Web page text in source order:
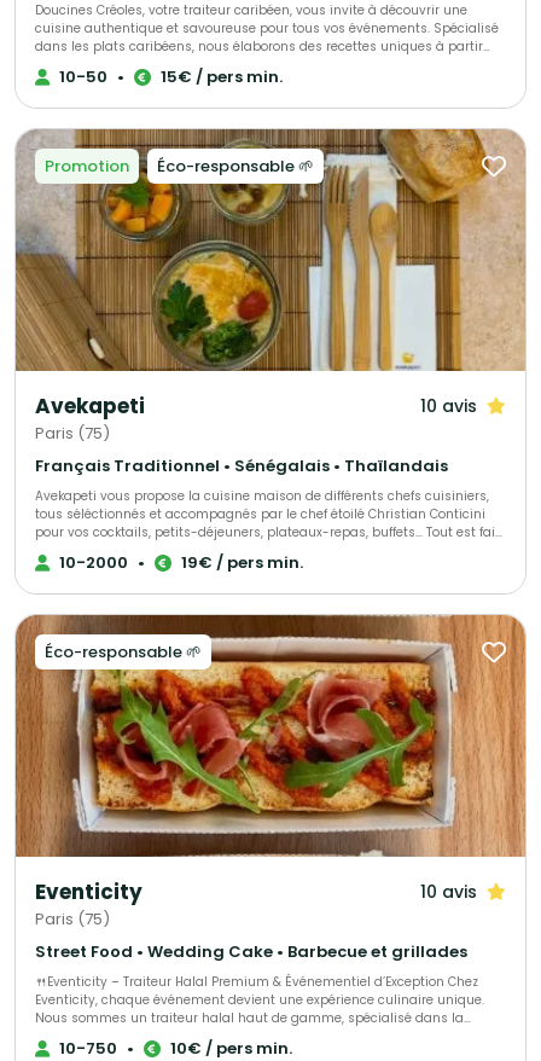
Doucines Créoles, votre traiteur caribéen, vous invite à découvrir une
cuisine authentique et savoureuse pour tous vos événements. Spécialisé
dans les plats caribéens, nous élaborons des recettes uniques à partir
d’ingrédients de qualité, alliant savoir-faire et tradition. Offrez à vos
convives une expérience culinaire inoubliable avec nos mets
10-50 • 15€ / pers min.
Promotion Éco-responsable 🌱
Avekapeti 10 avis
Paris (75)
Français Traditionnel • Sénégalais • Thaïlandais
Avekapeti vous propose la cuisine maison de différents chefs cuisiniers,
tous séléctionnés et accompagnés par le chef étoilé Christian Conticini
pour vos cocktails, petits-déjeuners, plateaux-repas, buffets... Tout est fait
maison, avec des produits frais, de saison livré en contenants
réutilisables 0 déchet ou recyclables en véhicules éléctriques. Du buffet
et votre budget !
10-2000 • 19€ / pers min.
Éco-responsable 🌱
Eventicity 10 avis
Paris (75)
Street Food • Wedding Cake • Barbecue et grillades
🍴Eventicity – Traiteur Halal Premium & Événementiel d’Exception Chez
Eventicity, chaque événement devient une expérience culinaire unique.
Nous sommes un traiteur halal haut de gamme, spécialisé dans la
création de moments raffinés et sur mesure, mêlant gastronomie,
élégance et émotions. Notre mission : sublimer vos réceptions — qu’il
10-750 • 10€ / pers min.